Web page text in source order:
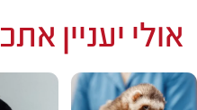
אולי יעניין